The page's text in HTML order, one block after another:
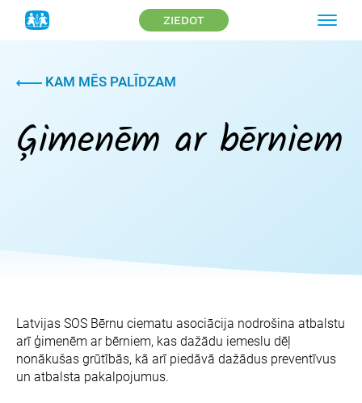
ZIEDOT
KAM MĒS PALĪDZAM
Ģimenēm ar bērniem
Latvijas SOS Bērnu ciematu asociācija nodrošina atbalstu
arī ģimenēm ar bērniem, kas dažādu iemeslu dēļ
nonākušas grūtībās, kā arī piedāvā dažādus preventīvus
un atbalsta pakalpojumus.